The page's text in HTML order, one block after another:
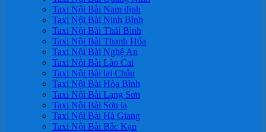
Taxi Nội Bài Nam định
Taxi Nội Bài Ninh Bình
Taxi Nội Bài Thái Bình
Taxi Nội Bài Thanh Hóa
Taxi Nội Bài Nghệ An
Taxi Nội Bài Lào Cai
Taxi Nội Bài lai Châu
Taxi Nội Bài Hòa Bình
Taxi Nội Bài Lạng Sơn
Taxi Nội Bài Sơn la
Taxi Nội Bài Hà Giang
Taxi Nội Bài Bắc Kạn